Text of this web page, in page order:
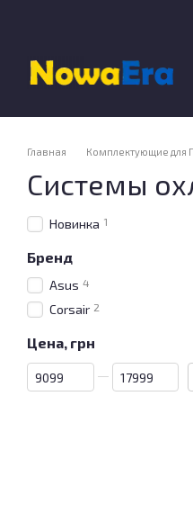
Главная Комплектующие для
Системы
Новинка 1
Бренд
Asus 4
Corsair 2
Цена, грн
От Цена, грн
До Цена, грн